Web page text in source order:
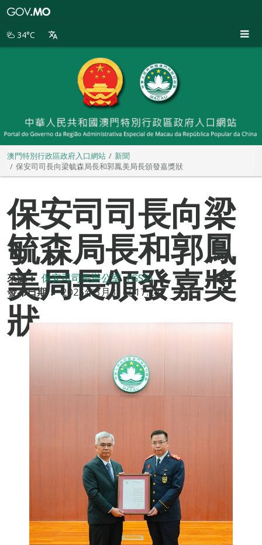
別
34°C
澳門特別行政區政府入口網站
新聞
保安司司長向梁毓森局長和郭鳳美局長頒發嘉獎狀
保安司司長向梁
毓森局長和郭鳳
美局長頒發嘉獎
狀
來源： 保安司司長辦公室（GSS）
發布日期： 2025年3月31日 17:22